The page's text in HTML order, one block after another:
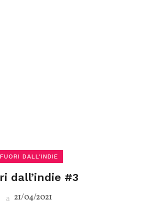
FUORI DALL'INDIE
dall’indie #3
21/04/2021